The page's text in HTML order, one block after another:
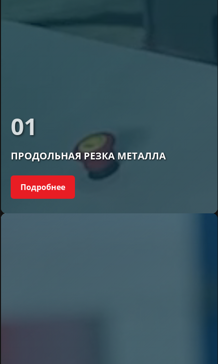
01
ПРОДОЛЬНАЯ РЕЗКА МЕТАЛЛА
Подробнее